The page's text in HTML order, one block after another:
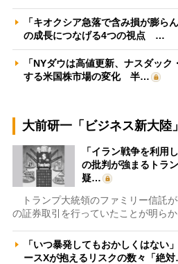
「キオクシア急落で含み損が膨
の成長につなげる4つの視点 …
「NYダウは高値更新、ナスダッ
する米国株市場の変化 半…
大前研一「ビジネス新大陸
「イラン戦争を利用
の批判が強まるトラ
疑…
トランプ大統領のファミリー信託
の証券取引を行っていたことが明ら
「いつ暴発してもおかしくはない
ースXが抱えるリスクの数々「絶